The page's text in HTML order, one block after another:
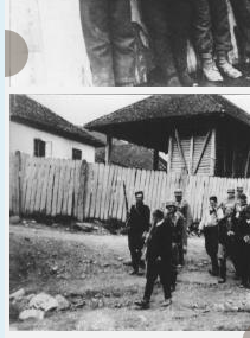
održavanje.
⚔️ 1. 2. 1944. U Jagodini
Paraćinu četnici u saradnji s
zaklali 51 pripadnika NOP-a.
20. 10. 1944. U Ćupriji,
građana, izabran GNO
⚔️ 0. 11. 1944. U Ćupriji
ravanički.
⚔️ 21. 11. 1944. U Ćupriji,
formirana Železnička